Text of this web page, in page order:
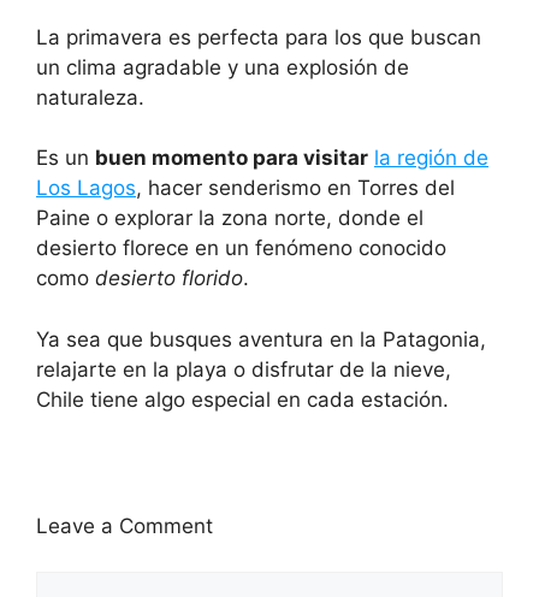
La primavera es perfecta para los que buscan
un clima agradable y una explosión de
naturaleza.
Es un buen momento para visitar la región de
Los Lagos, hacer senderismo en Torres del
Paine o explorar la zona norte, donde el
desierto florece en un fenómeno conocido
como desierto florido.
Ya sea que busques aventura en la Patagonia,
relajarte en la playa o disfrutar de la nieve,
Chile tiene algo especial en cada estación.
Leave a Comment